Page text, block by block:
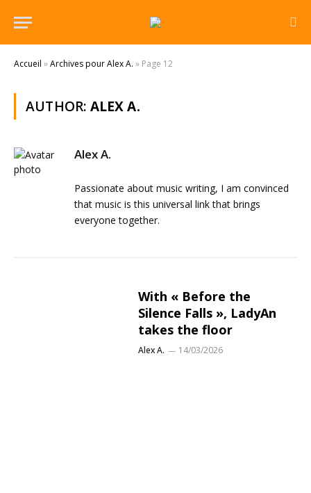
Accueil »Archives pour Alex A. » Page 12
AUTHOR: ALEX A.
Alex A.
Passionate about music writing, I am convinced
that music is this universal link that brings
everyone together.
With « Before the
Silence Falls », LadyAn
takes the floor
Alex A. 14/03/2026